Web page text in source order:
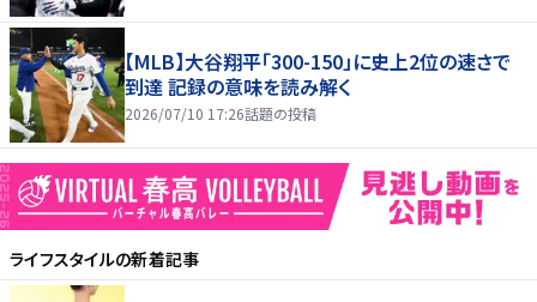
【MLB】大谷翔平「300-150」に史上2位の速さで
到達 記録の意味を読み解く
2026/07/10 17:26話題の投稿
ライフスタイルの新着記事